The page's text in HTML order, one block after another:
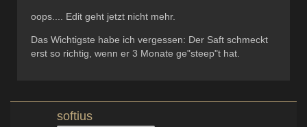
oops.... Edit geht jetzt nicht mehr.
Das Wichtigste habe ich vergessen: Der Saft schmeckt
erst so richtig, wenn er 3 Monate ge"steep"t hat.
softius